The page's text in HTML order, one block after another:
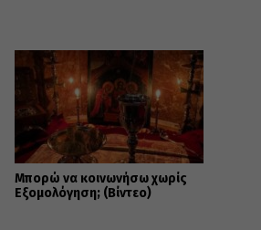
Μπορώ να κοινωνήσω χωρίς
Εξομολόγηση; (Βίντεο)